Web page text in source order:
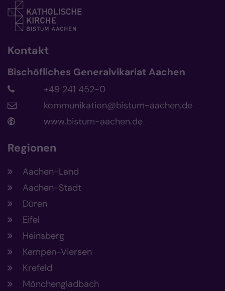
Kontakt
Bischöfliches Generalvikariat Aachen
+49 241 452-0
kommunikation@bistum-aachen.de
www.bistum-aachen.de
Regionen
Aachen-Land
Aachen-Stadt
Düren
Eifel
Heinsberg
Kempen-Viersen
Krefeld
Mönchengladbach